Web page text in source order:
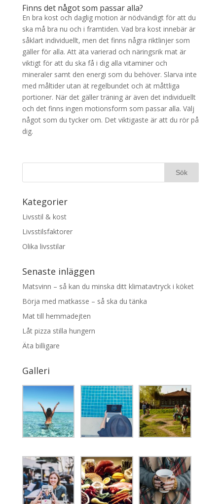
Finns det något som passar alla?
En bra kost och daglig motion är nödvändigt för att du
ska må bra nu och i framtiden. Vad bra kost innebär är
såklart individuellt, men det finns några riktlinjer som
gäller för alla. Att äta varierad och näringsrik mat är
viktigt för att du ska få i dig alla vitaminer och
mineraler samt den energi som du behöver. Slarva inte
med måltider utan ät regelbundet och ät måttliga
portioner. När det gäller träning är även det individuellt
och det finns ingen motionsform som passar alla. Välj
något som du tycker om. Det viktigaste är att du rör på
dig.
Kategorier
Livsstil & kost
Livsstilsfaktorer
Olika livsstilar
Senaste inläggen
Matsvinn – så kan du minska ditt klimatavtryck i köket
Börja med matkasse – så ska du tänka
Mat till hemmadejten
Låt pizza stilla hungern
Äta billigare
Galleri